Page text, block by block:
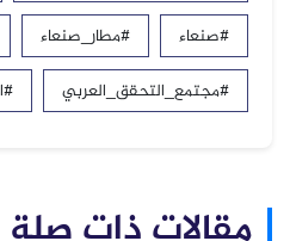
#صنعاء
#مطار_صنعاء
#مجتمع_التحقق_العربي